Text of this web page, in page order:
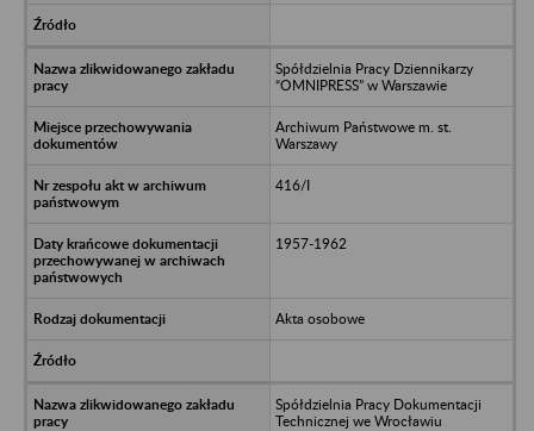
Spółdzielnia Pracy Dziennikarzy
“OMNIPRESS” w Warszawie
Archiwum Państwowe m. st.
Warszawy
416/I
1957-1962
Akta osobowe
Spółdzielnia Pracy Dokumentacji
Technicznej we Wrocławiu